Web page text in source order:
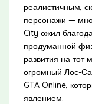
реалистичным,
персонажи —
City ожил
продуманной
развития на тот
огромный Лос-
GTA Online,
явлением.